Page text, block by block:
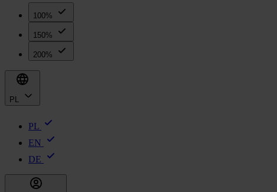
100%
150%
200%
PL
PL
EN
DE